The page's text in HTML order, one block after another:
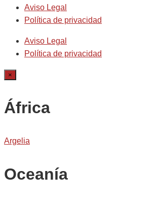
Aviso Legal
Política de privacidad
Aviso Legal
Política de privacidad
×
África
Argelia
Oceanía